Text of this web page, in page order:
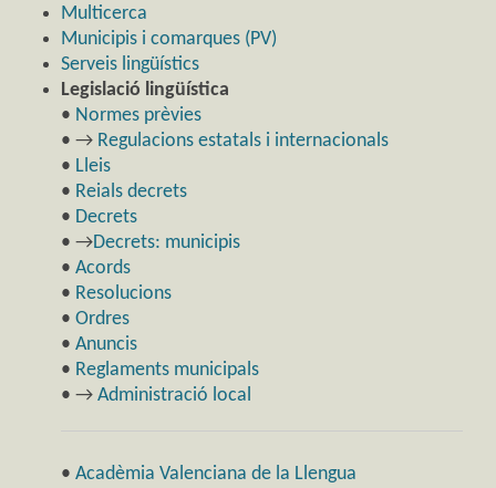
Multicerca
Municipis i comarques (PV)
Serveis lingüístics
Legislació lingüística
• Normes prèvies
• → Regulacions estatals i internacionals
• Lleis
• Reials decrets
• Decrets
• →Decrets: municipis
• Acords
• Resolucions
• Ordres
• Anuncis
• Reglaments municipals
• → Administració local
• Acadèmia Valenciana de la Llengua